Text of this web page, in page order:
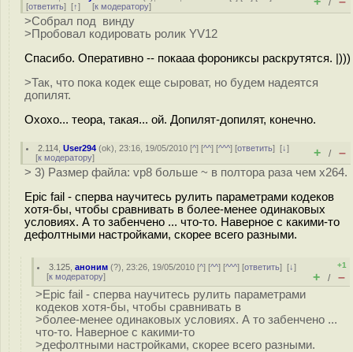
[ответить] [↑] [к модератору] /
>Собрал под винду
>Пробовал кодировать ролик YV12
Спасибо. Оперативно -- покааа форониксы раскрутятся. |)))
>Так, что пока кодек еще сыроват, но будем надеятся
допилят.
Охохо... теора, такая... ой. Допилят-допилят, конечно.
2.114 ,User294 (ok), 23:16, 19/05/2010 [^] [^^] [^^^] [ответить][↓]
[к модератору] + / –
> 3) Размер файла: vp8 больше ~ в полтора раза чем x264.
Epic fail - сперва научитесь рулить параметрами кодеков
хотя-бы, чтобы сравнивать в более-менее одинаковых
условиях. А то забенчено ... что-то. Наверное с какими-то
дефолтными настройками, скорее всего разными.
3.125 ,аноним (?), 23:26, 19/05/2010 [^] [^^] [^^^] [ответить][↓]
[к модератору]
+1
+ / –
>Epic fail - сперва научитесь рулить параметрами
кодеков хотя-бы, чтобы сравнивать в
>более-менее одинаковых условиях. А то забенчено ...
что-то. Наверное с какими-то
>дефолтными настройками, скорее всего разными.